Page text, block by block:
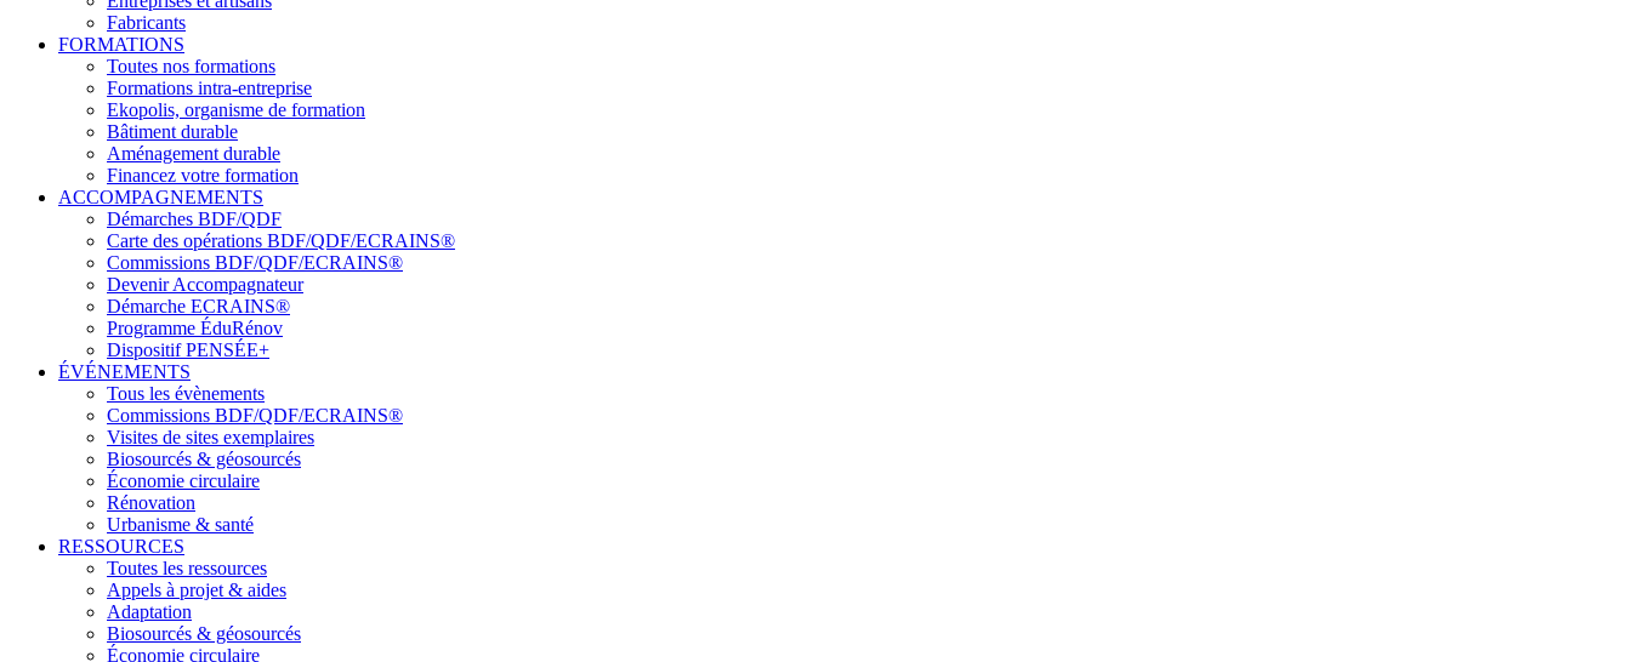
Fabricants
FORMATIONS
Toutes nos formations
Formations intra-entreprise
Ekopolis, organisme de formation
Bâtiment durable
Aménagement durable
Financez votre formation
ACCOMPAGNEMENTS
Démarches BDF/QDF
Carte des opérations BDF/QDF/ECRAINS®
Commissions BDF/QDF/ECRAINS®
Devenir Accompagnateur
Démarche ECRAINS®
Programme ÉduRénov
Dispositif PENSÉE+
ÉVÉNEMENTS
Tous les évènements
Commissions BDF/QDF/ECRAINS®
Visites de sites exemplaires
Biosourcés & géosourcés
Économie circulaire
Rénovation
Urbanisme & santé
RESSOURCES
Toutes les ressources
Appels à projet & aides
Adaptation
Biosourcés & géosourcés
Économie circulaire